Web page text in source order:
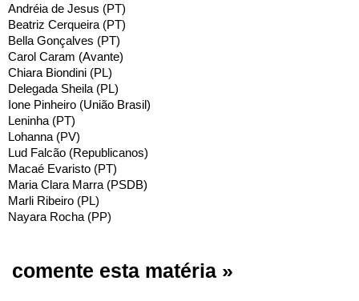
Andréia de Jesus (PT)
Beatriz Cerqueira (PT)
Bella Gonçalves (PT)
Carol Caram (Avante)
Chiara Biondini (PL)
Delegada Sheila (PL)
Ione Pinheiro (União Brasil)
Leninha (PT)
Lohanna (PV)
Lud Falcão (Republicanos)
Macaé Evaristo (PT)
Maria Clara Marra (PSDB)
Marli Ribeiro (PL)
Nayara Rocha (PP)
comente esta matéria »